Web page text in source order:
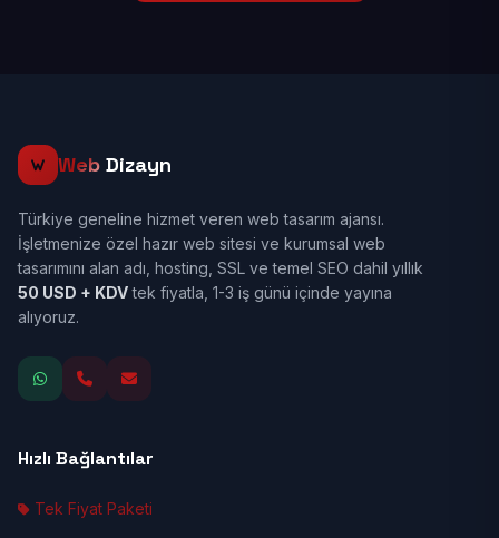
Web Dizayn
Türkiye geneline hizmet veren web tasarım ajansı.
İşletmenize özel hazır web sitesi ve kurumsal web
tasarımını alan adı, hosting, SSL ve temel SEO dahil yıllık
50 USD + KDVtek fiyatla, 1-3 iş günü içinde yayına
alıyoruz.
Hızlı Bağlantılar
Tek Fiyat Paketi